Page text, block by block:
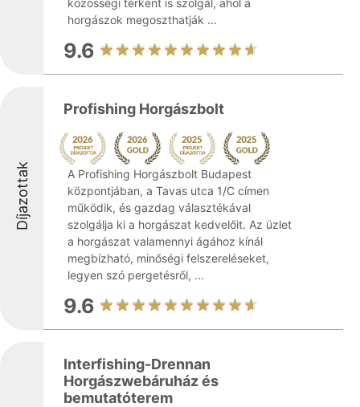
közösségi térként is szolgál, ahol a
horgászok megoszthatják ...
9.6
Díjazottak
Profishing Horgászbolt
A Profishing Horgászbolt Budapest
központjában, a Tavas utca 1/C címen
működik, és gazdag választékával
szolgálja ki a horgászat kedvelőit. Az üzlet
a horgászat valamennyi ágához kínál
megbízható, minőségi felszereléseket,
legyen szó pergetésről, ...
9.6
Interfishing-Drennan
Horgászwebáruház és
bemutatóterem